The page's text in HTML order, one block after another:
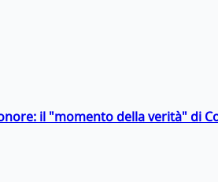
il "momento della verità" di